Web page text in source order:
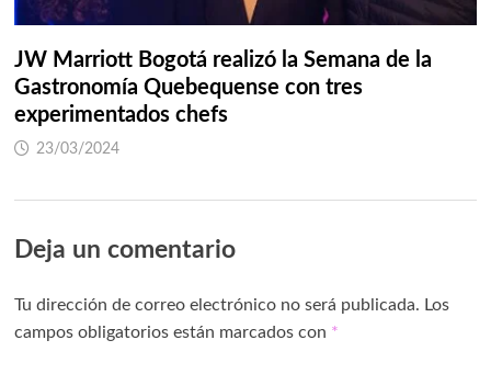
JW Marriott Bogotá realizó la Semana de la
Gastronomía Quebequense con tres
experimentados chefs
23/03/2024
Deja un comentario
Tu dirección de correo electrónico no será publicada. Los
campos obligatorios están marcados con *